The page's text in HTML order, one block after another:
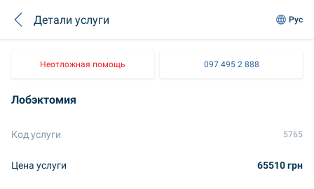
Детали услуги Рус
Неотложная помощь 097 495 2 888
Лобэктомия
Код услуги 5765
Цена услуги 65510 грн